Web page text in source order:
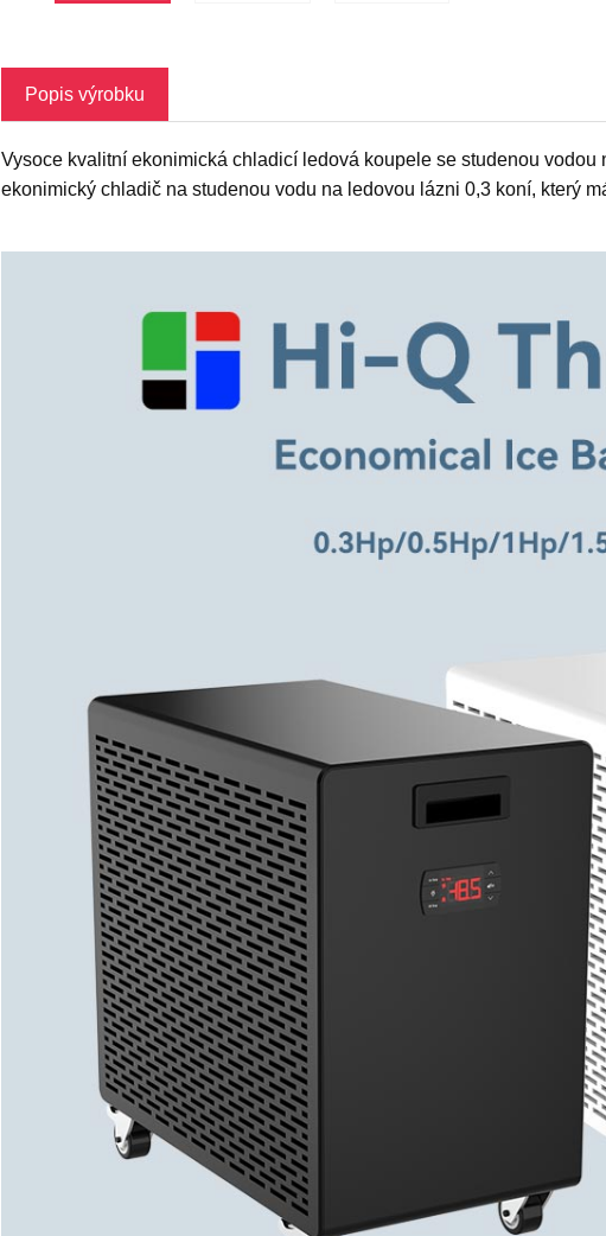
Popis výrobku
Vysoce kvalitní ekonimická chladicí ledová koupele se studenou
ekonimický chladič na studenou vodu na ledovou lázni 0,3 koní, který